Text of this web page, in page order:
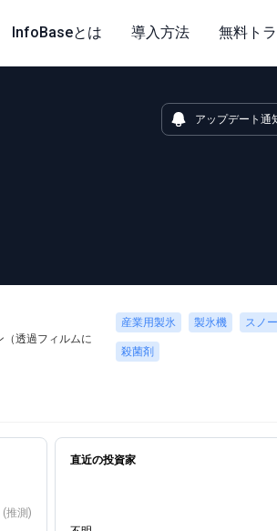
InfoBaseとは 導入方法 無料ト
アップデート通
（透過フィルムに
産業用製氷 製氷機 スノ
殺菌剤
(推測)
直近の投資家